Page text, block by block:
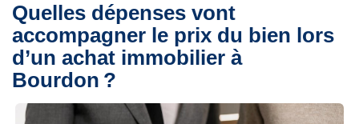
Quelles dépenses vont
accompagner le prix du bien lors
d’un achat immobilier à
Bourdon ?